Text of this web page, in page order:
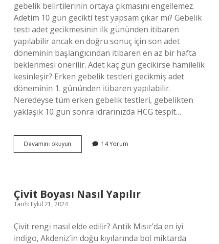
gebelik belirtilerinin ortaya çıkmasını engellemez.
Adetim 10 gün gecikti test yapsam çıkar mı? Gebelik
testi adet gecikmesinin ilk gününden itibaren
yapılabilir ancak en doğru sonuç için son adet
döneminin başlangıcından itibaren en az bir hafta
beklenmesi önerilir. Adet kaç gün gecikirse hamilelik
kesinleşir? Erken gebelik testleri gecikmiş adet
döneminin 1. gününden itibaren yapılabilir.
Neredeyse tüm erken gebelik testleri, gebelikten
yaklaşık 10 gün sonra idrarınızda HCG tespit…
Devamını okuyun
Gün
Midir
14 Yorum
Çivit Boyası Nasıl Yapılır
Tarih: Eylül 21, 2024
Çivit rengi nasıl elde edilir? Antik Mısır’da en iyi
indigo, Akdeniz’in doğu kıyılarında bol miktarda